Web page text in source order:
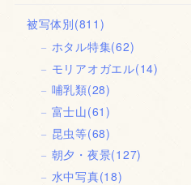
被写体別(811)
ホタル特集(62)
モリアオガエル(14)
哺乳類(28)
富士山(61)
昆虫等(68)
朝夕・夜景(127)
水中写真(18)